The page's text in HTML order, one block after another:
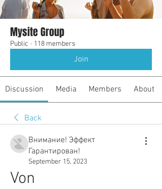
Mysite Group
Public · 118 members
Join
Discussion Media Members About
Back
Внимание! Эффект
Гарантирован!
September 15, 2023
Von